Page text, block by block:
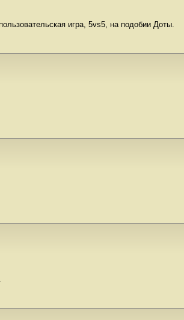
игра, 5vs5, на подобии Доты.